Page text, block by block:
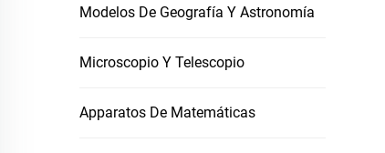
Modelos De Geografía Y Astronomía
Microscopio Y Telescopio
Apparatos De Matemáticas